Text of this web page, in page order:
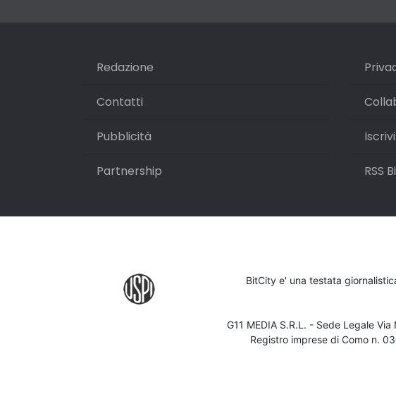
Redazione
Contatti
Pubblicità
Partnership RSS
BitCity e' una testata
G11 MEDIA S.R.L. - Sede Legale
Registro imprese di Como n.